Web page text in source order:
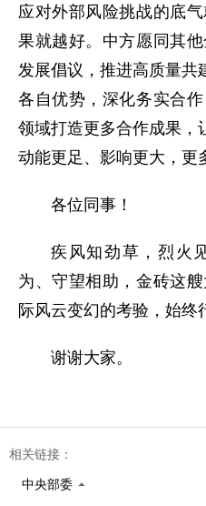
应对外部风险挑战的底
果就越好。中方愿同其
发展倡议，推进高质量共
各自优势，深化务实合
领域打造更多合作成果，
动能更足、影响更大，更
各位同事！
疾风知劲草，烈火
为、守望相助，金砖这
际风云变幻的考验，始终
谢谢大家。
相关链接：
中央部委